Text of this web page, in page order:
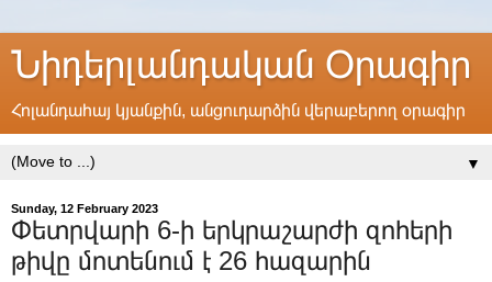
Նիդերլանդական Օրագիր
Հոլանդահայ կյանքին, անցուդարձին վերաբերող օրագիր
▼
Sunday, 12 February 2023
Փետրվարի 6-ի երկրաշարժի զոհերի
թիվը մոտենում է 26 հազարին